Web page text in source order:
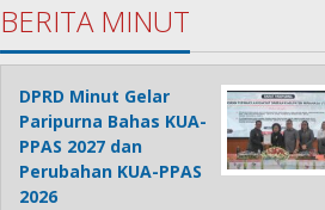
BERITA MINUT
DPRD Minut Gelar
Paripurna Bahas KUA-
PPAS 2027 dan
Perubahan KUA-PPAS
2026